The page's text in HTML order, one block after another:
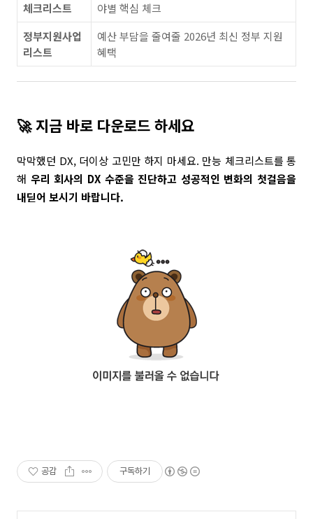
체크리스트
야별 핵심 체크
정부지원사업
리스트
예산 부담을 줄여줄 2026년 최신 정부 지원
혜택
🚀 지금 바로 다운로드 하세요
막막했던 DX, 더이상 고민만 하지 마세요. 만능 체크리스트를 통
해 우리 회사의 DX 수준을 진단하고 성공적인 변화의 첫걸음을
내딛어 보시기 바랍니다.
공감 구독하기